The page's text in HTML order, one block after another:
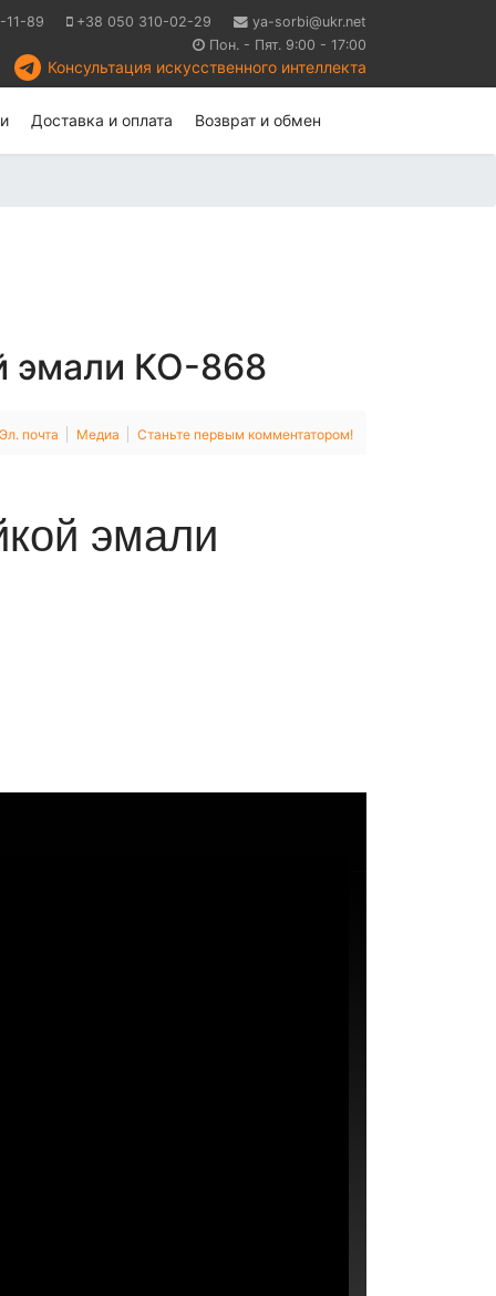
11-89 +38 050 310-02-29
ya-sorbi@ukr.net
Пон. - Пят. 9:00 - 17:00
Консультация искусственного интеллекта
Доставка и оплата Возврат и обмен
эмали КО-868
Эл. почта Медиа Станьте первым комментатором!
эмали